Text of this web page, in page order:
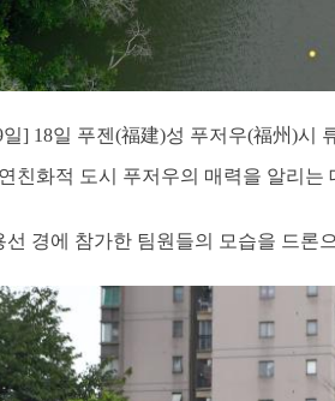
] 18일 푸젠(福建)성 푸저우(福州)시
친화적 도시 푸저우의 매력을 알리는
경에 참가한 팀원들의 모습을 드론